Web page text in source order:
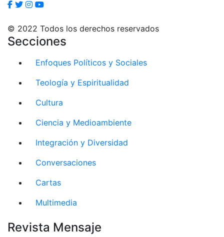
© 2022 Todos los derechos reservados
Secciones
Enfoques Políticos y Sociales
Teología y Espiritualidad
Cultura
Ciencia y Medioambiente
Integración y Diversidad
Conversaciones
Cartas
Multimedia
Revista Mensaje